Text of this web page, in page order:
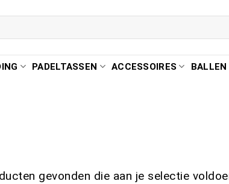
PADELTASSEN ACCESSOIRES BALLEN
gevonden die aan je selectie